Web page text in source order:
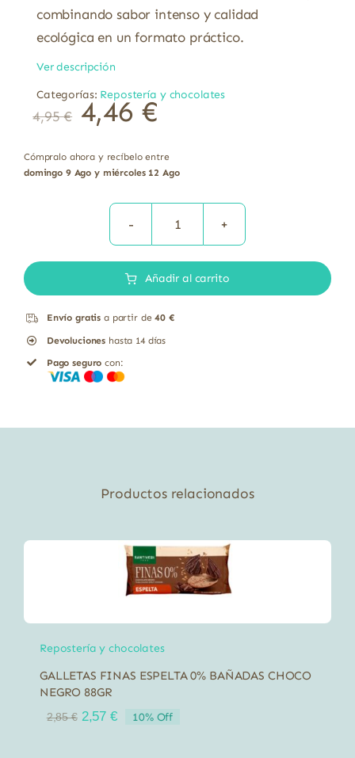
combinando sabor intenso y calidad
ecológica en un formato práctico.
Ver descripción
Categorías: Repostería y chocolates
4,95€ 4,46 €
Cómpralo ahora y recíbelo entre
domingo 9 Ago y miércoles 12 Ago
Tableta
85%
Añadir al carrito
Envío gratis a partir de40 €
Devoluciones hasta 14 días
Pago seguro con:
Productos relacionados
Repostería y chocolates
GALLETAS FINAS ESPELTA 0% BAÑADAS CHOCO
NEGRO 88GR
2,85€ El
2,57 €El
10% Off